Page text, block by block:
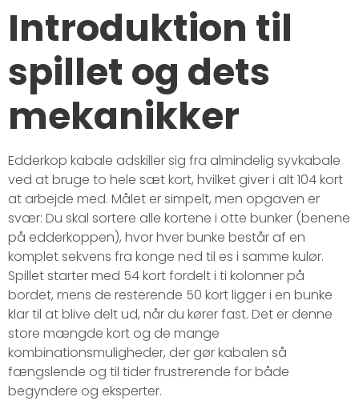
Introduktion til
spillet og dets
mekanikker
Edderkop kabale adskiller sig fra almindelig syvkabale
ved at bruge to hele sæt kort, hvilket giver i alt 104 kort
at arbejde med. Målet er simpelt, men opgaven er
svær: Du skal sortere alle kortene i otte bunker (benene
på edderkoppen), hvor hver bunke består af en
komplet sekvens fra konge ned til es i samme kulør.
Spillet starter med 54 kort fordelt i ti kolonner på
bordet, mens de resterende 50 kort ligger i en bunke
klar til at blive delt ud, når du kører fast. Det er denne
store mængde kort og de mange
kombinationsmuligheder, der gør kabalen så
fængslende og til tider frustrerende for både
begyndere og eksperter.